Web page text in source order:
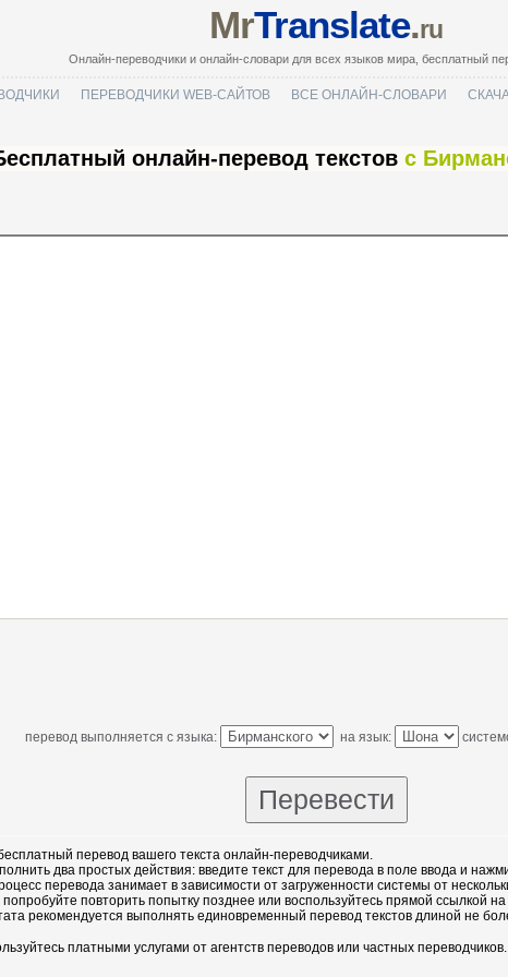
MrTranslate.ru
Онлайн-переводчики и онлайн-словари для всех языков мира, бесплатный
ПЕРЕВОДЧИКИ WEB-САЙТОВ ВСЕ ОНЛАЙН-СЛОВАРИ
онлайн-перевод текстов с
перевод выполняется с языка: на язык:
перевод вашего текста онлайн-переводчиками.
два простых действия: введите текст для перевода в поле ввода и
перевода занимает в зависимости от загруженности системы от
повторить попытку позднее или воспользуйтесь прямой ссылкой
рекомендуется выполнять единовременный перевод текстов длиной не
платными услугами от агентств переводов или частных переводчиков.